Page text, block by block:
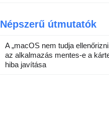
Népszerű útmutatók
A „macOS nem tudja
az alkalmazás mentes-e a
hiba javítása